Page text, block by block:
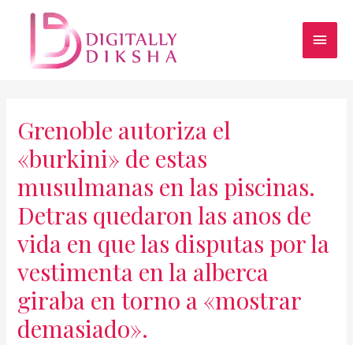
Grenoble autoriza el
«burkini» de estas
musulmanas en las piscinas.
Detras quedaron las anos de
vida en que las disputas por la
vestimenta en la alberca
giraba en torno a «mostrar
demasiado».